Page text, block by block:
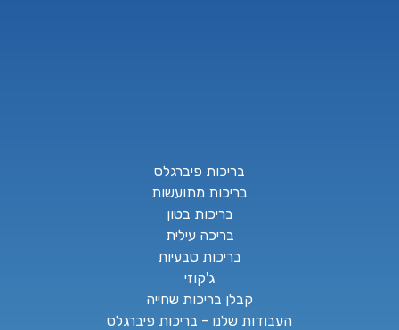
בריכות פיברגלס
בריכות מתועשות
בריכות בטון
בריכה עילית
בריכות טבעיות
ג'קוזי
קבלן בריכות שחייה
העבודות שלנו - בריכות פיברגלס